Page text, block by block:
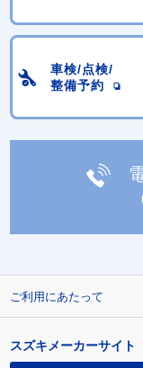
車検/点検/
整備予約
ご利用にあたって
スズキメーカーサイト